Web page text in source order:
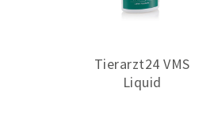
Tierarzt24 VMS
Liquid